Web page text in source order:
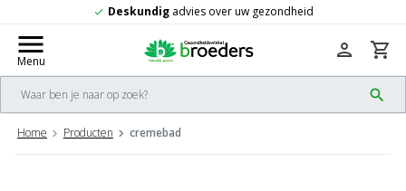
advies over uw gezondheid
menu
Menu
search
person shopping_cart
Home Producten cremebad